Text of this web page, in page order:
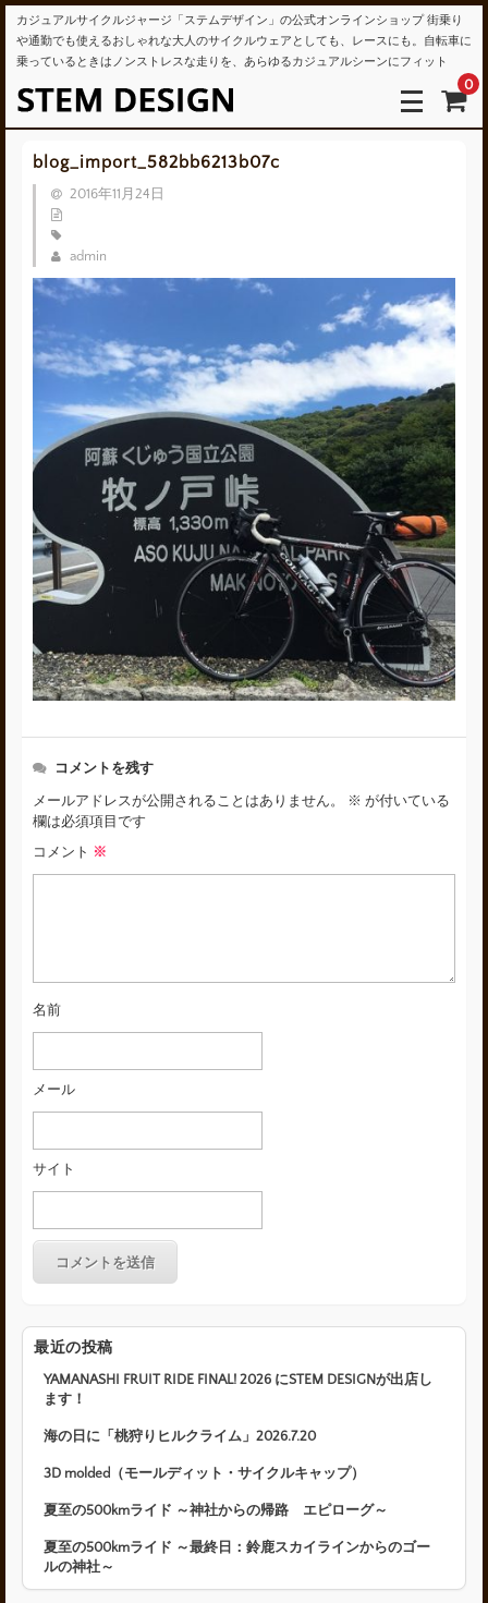
カジュアルサイクルジャージ「ステムデザイン」の公式オンラインショップ 街乗り
や通勤でも使えるおしゃれな大人のサイクルウェアとしても、レースにも。自転車に
乗っているときはノンストレスな走りを、あらゆるカジュアルシーンにフィット
0
blog_import_582bb6213b07c
2016年11月24日
admin
コメントを残す
メールアドレスが公開されることはありません。 ※ が付いている
欄は必須項目です
コメント ※
名前
メール
サイト
最近の投稿
YAMANASHI FRUIT RIDE FINAL! 2026 にSTEM DESIGNが出店し
ます！
海の日に「桃狩りヒルクライム」2026.7.20
3D molded（モールディット・サイクルキャップ）
夏至の500kmライド ～神社からの帰路 エピローグ～
夏至の500kmライド ～最終日：鈴鹿スカイラインからのゴー
ルの神社～